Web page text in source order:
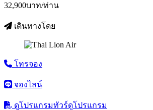
32,900บาท/ท่าน
เดินทางโดย
โทรจอง
จองไลน์
ดูโปรแกรมทัวร์ดูโปรแกรม